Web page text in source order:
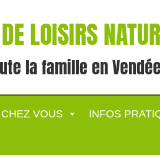
LOISIRS
la famille en
CHEZ VOUS INFOS